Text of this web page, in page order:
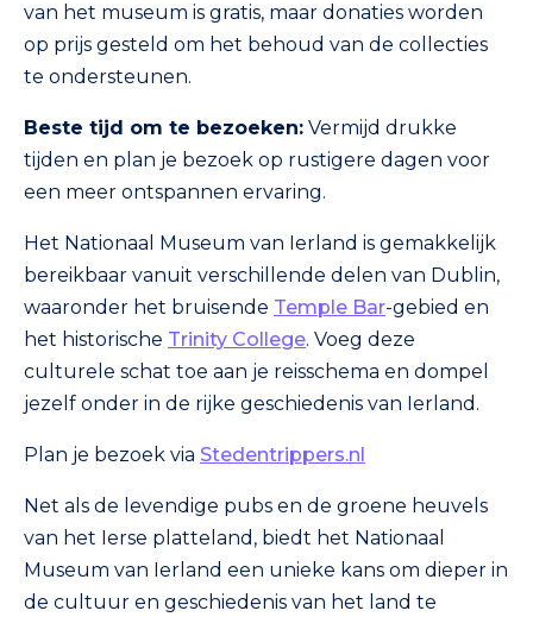
van het museum is gratis, maar donaties worden
op prijs gesteld om het behoud van de collecties
te ondersteunen.
Beste tijd om te bezoeken: Vermijd drukke
tijden en plan je bezoek op rustigere dagen voor
een meer ontspannen ervaring.
Het Nationaal Museum van Ierland is gemakkelijk
bereikbaar vanuit verschillende delen van Dublin,
waaronder het bruisende Temple Bar-gebied en
het historische Trinity College. Voeg deze
culturele schat toe aan je reisschema en dompel
jezelf onder in de rijke geschiedenis van Ierland.
Plan je bezoek via Stedentrippers.nl
Net als de levendige pubs en de groene heuvels
van het Ierse platteland, biedt het Nationaal
Museum van Ierland een unieke kans om dieper in
de cultuur en geschiedenis van het land te